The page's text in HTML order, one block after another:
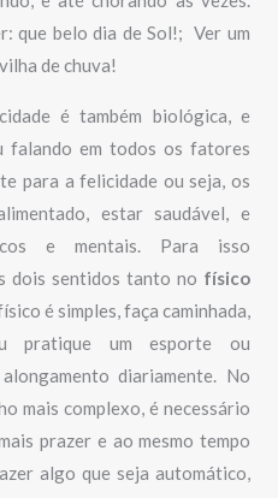
que belo dia de Sol!; Ver um
de chuva!
é também biológica, e
falando em todos os fatores
para a felicidade ou seja, os
estar saudável, e
e mentais. Para isso
dois sentidos tanto no físico
é simples, faça caminhada,
pratique um esporte ou
diariamente. No
mais complexo, é necessário
prazer e ao mesmo tempo
algo que seja automático,